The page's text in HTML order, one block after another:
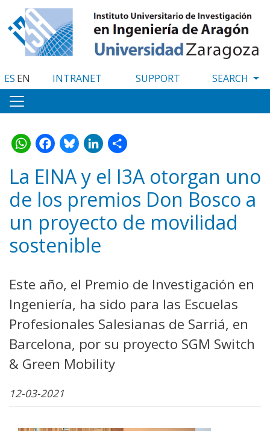
to
main
content
ES EN INTRANET SUPPORT
WhatsApp
Facebook
Bluesky
LinkedIn
Share
La EINA y el I3A otorgan uno
de los premios Don Bosco a
un proyecto de movilidad
sostenible
Este año, el Premio de Investigación en
Ingeniería, ha sido para las Escuelas
Profesionales Salesianas de Sarriá, en
Barcelona, por su proyecto SGM Switch
& Green Mobility
12-03-2021